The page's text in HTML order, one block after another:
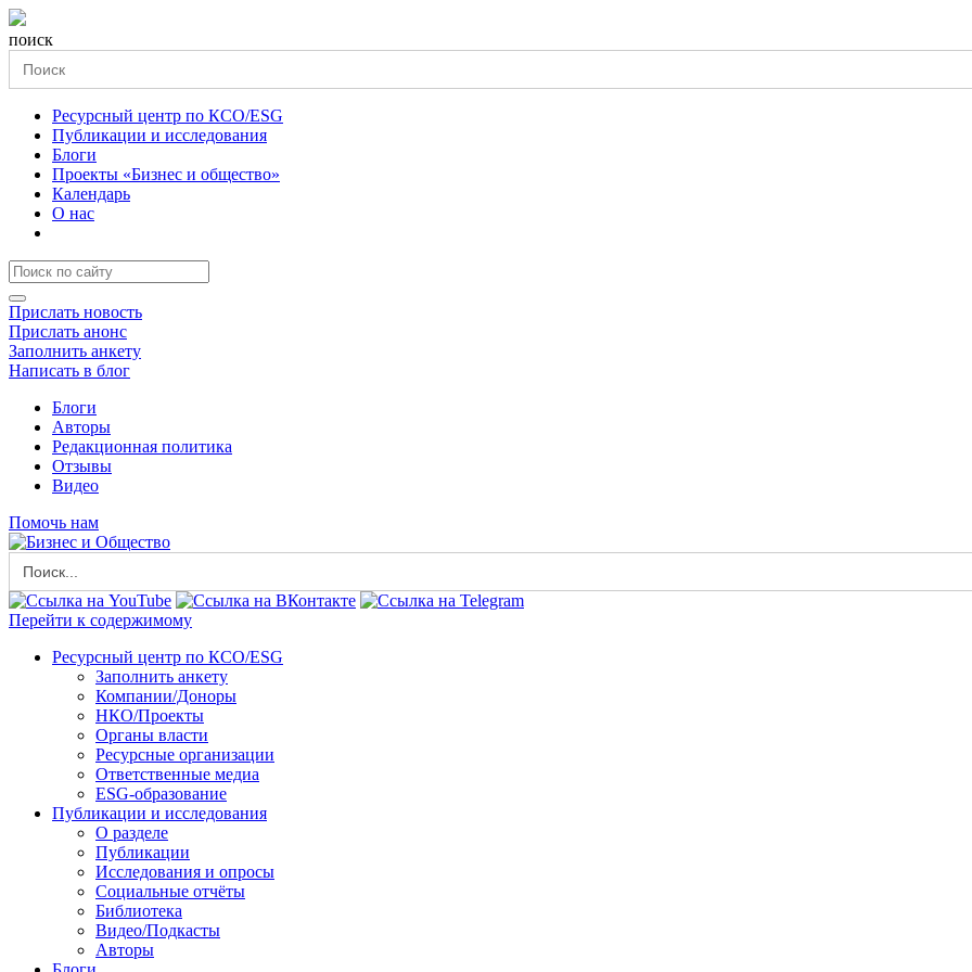
поиск
Search
for:
Ресурсный центр по КСО/ESG
Публикации и исследования
Блоги
Проекты «Бизнес и общество»
Календарь
О нас
Прислать новость
Прислать анонс
Заполнить анкету
Написать в блог
Блоги
Авторы
Редакционная политика
Отзывы
Видео
Помочь нам
Search
for:
Перейти к содержимому
Ресурсный центр по КСО/ESG
Заполнить анкету
Компании/Доноры
НКО/Проекты
Органы власти
Ресурсные организации
Ответственные медиа
ESG-образование
Публикации и исследования
О разделе
Публикации
Исследования и опросы
Социальные отчёты
Библиотека
Видео/Подкасты
Авторы